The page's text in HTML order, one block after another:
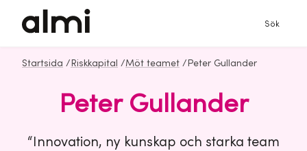
Sök
Startsida / Riskkapital /Möt teamet / Peter Gullander
Peter Gullander
“Innovation, ny kunskap och starka team